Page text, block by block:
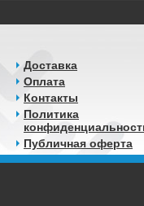
Доставка
Оплата
Контакты
Политика
Публичная оферта